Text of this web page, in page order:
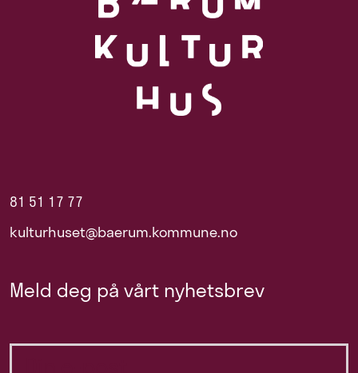
81 51 17 77
kulturhuset@baerum.kommune.no
Meld deg på vårt nyhetsbrev